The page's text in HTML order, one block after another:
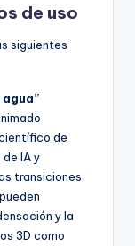
de uso
siguientes
de
IA y
transiciones
y la
3D como